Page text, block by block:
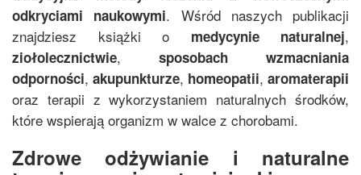
odkryciami naukowymi. Wśród naszych publikacji
znajdziesz książki o medycynie naturalnej,
ziołolecznictwie, sposobach wzmacniania
odporności, akupunkturze, homeopatii, aromaterapii
oraz terapii z wykorzystaniem naturalnych środków,
które wspierają organizm w walce z chorobami.
Zdrowe odżywianie i naturalne